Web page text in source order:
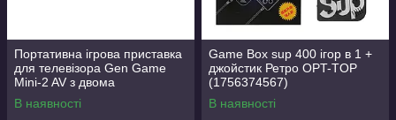
Портативна ігрова приставка
для телевізора Gen Game
Mini-2 AV з двома
бездротовими геймпадами
В наявності
Game Box sup 400 ігор в 1 +
джойстик Ретро OPT-TOP
(1756374567)
В наявності